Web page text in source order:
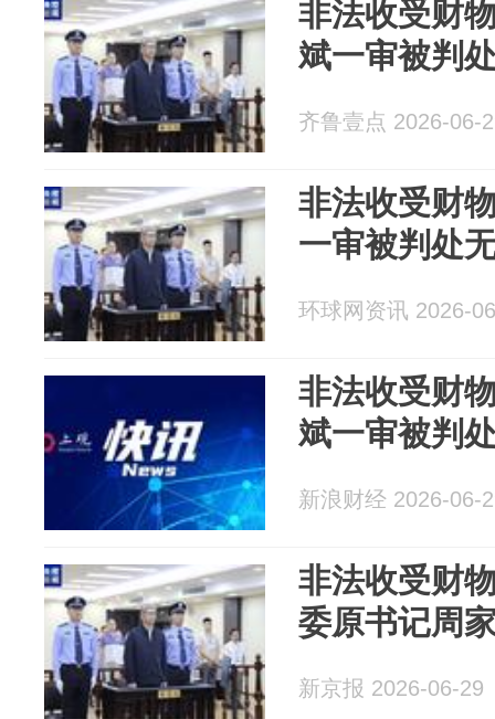
非法收受财
斌一审被判
齐鲁壹点 2026-06-
非法收受财
一审被判处
环球网资讯 2026-
非法收受财
斌一审被判
新浪财经 2026-06-
非法收受财
委原书记周
新京报 2026-06-29